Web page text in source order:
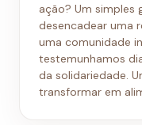
ação? Um simples
desencadear uma
uma comunidade
testemunhamos
da solidariedade.
transformar em